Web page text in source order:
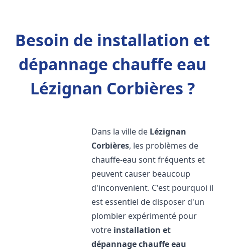
Besoin de installation et
dépannage chauffe eau
Lézignan Corbières ?
Dans la ville de Lézignan
Corbières, les problèmes de
chauffe-eau sont fréquents et
peuvent causer beaucoup
d'inconvenient. C'est pourquoi il
est essentiel de disposer d'un
plombier expérimenté pour
votre installation et
dépannage chauffe eau